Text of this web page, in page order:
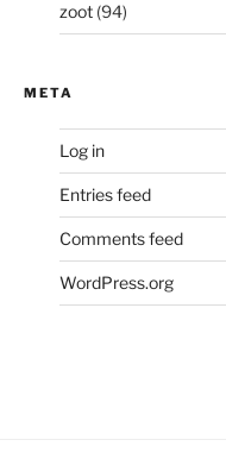
zoot(94)
META
Log in
Entries feed
Comments feed
WordPress.org